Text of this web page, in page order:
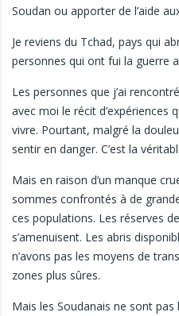
Soudan ou apporter de l’aide
Je reviens du Tchad, pays qui
personnes qui ont fui la guerre
Les personnes que j’ai
avec moi le récit d’expériences
vivre. Pourtant, malgré la
sentir en danger. C’est la
Mais en raison d’un manque
sommes confrontés à de
ces populations. Les réserves
s’amenuisent. Les abris
n’avons pas les moyens de
zones plus sûres.
Mais les Soudanais ne sont